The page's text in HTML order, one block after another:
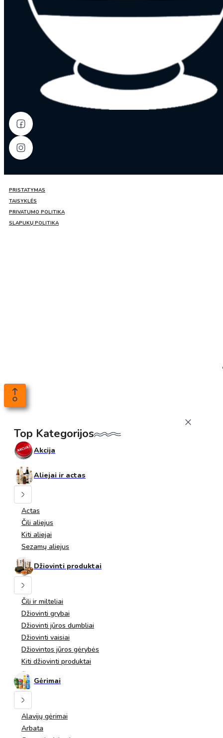
PRISTATYMAS
TAISYKLĖS
PRIVATUMO POLITIKA
SLAPUKŲ POLITIKA
Top Kategorijos
Akcija
Aliejai ir actas
Actas
Čili aliejus
Kiti aliejai
Sezamų aliejus
Džiovinti produktai
Čili ir milteliai
Džiovinti grybai
Džiovinti jūros dumbliai
Džiovinti vaisiai
Džiovintos jūros gėrybės
Kiti džiovinti produktai
Gėrimai
Alavijų gėrimai
Arbata